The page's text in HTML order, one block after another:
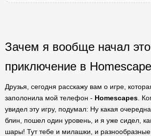
Зачем я вообще начал это
приключение в
Друзья, сегодня расскажу вам о игре,
заполонила мой телефон - Homescapes .
увидел эту игру, подумал: Ну какая
блин, пошел один уровень, и я уже сидел,
шары! Тут тебе и милашки, и